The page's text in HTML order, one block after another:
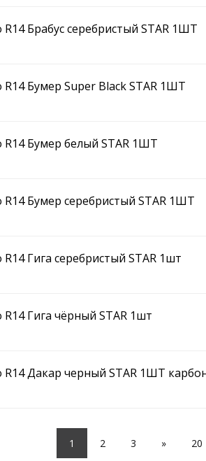
Брабус серебристый STAR 1ШТ
Бумер Super Black STAR 1ШТ
Бумер белый STAR 1ШТ
Бумер серебристый STAR 1ШТ
Гига серебристый STAR 1шт
Гига чёрный STAR 1шт
Дакар черный STAR 1ШТ
1 2 3 » 20